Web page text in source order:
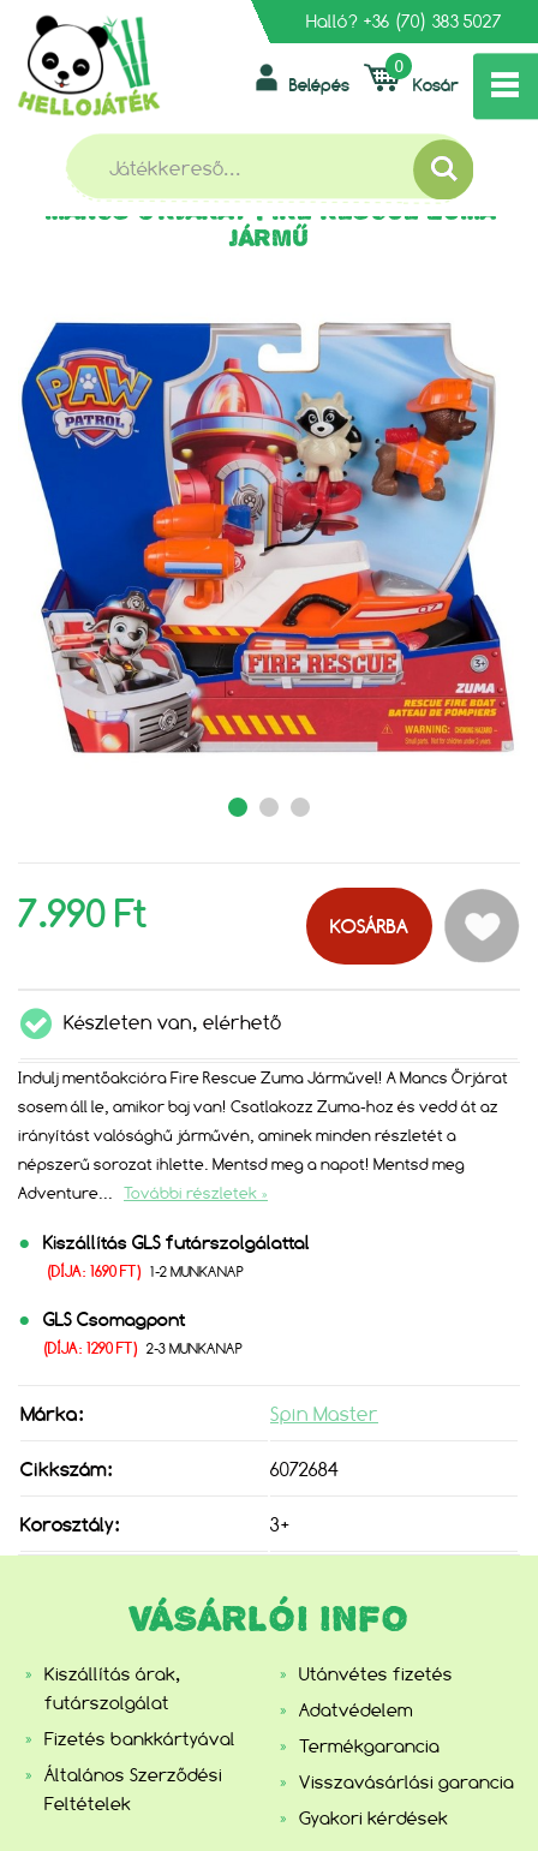
Halló? +36 (70) 383 5027
Kosár
0
Belépés
FŐOLDAL AKCIÓFIGURÁK, AKCIÓJÁTÉKOK »
GYŰJTHETŐ FIGURÁK »
MANCS ŐRJÁRAT FIRE RESCUE ZUMA JÁRMŰ
MANCS ŐRJÁRAT FIRE RESCUE ZUMA
JÁRMŰ
7.990 Ft KOSÁRBA
Készleten van, elérhető
Indulj mentőakcióra Fire Rescue Zuma Járművel! A Mancs Őrjárat
sosem áll le, amikor baj van! Csatlakozz Zuma-hoz és vedd át az
irányítást valósághű járművén, aminek minden részletét a
népszerű sorozat ihlette. Mentsd meg a napot! Mentsd meg
Adventure
További részletek »
Kiszállítás GLS futárszolgálattal
(DÍJA: 1690 FT) 1-2 MUNKANAP
GLS Csomagpont
(DÍJA: 1290 FT) 2-3 MUNKANAP
Márka: Spin Master
Cikkszám: 6072684
Korosztály: 3+
VÁSÁRLÓI INFO
Kiszállítás árak,
futárszolgálat
Fizetés bankkártyával
Általános Szerződési
Feltételek
Utánvétes fizetés
Adatvédelem
Termékgarancia
Visszavásárlási garancia
Gyakori kérdések